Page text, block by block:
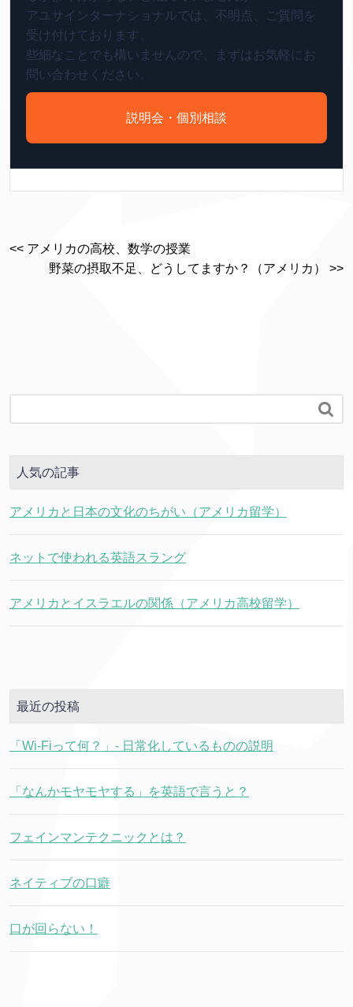
アユサインターナショナルでは、不明点、ご質問を
受け付けております。
些細なことでも構いませんので、まずはお気軽にお
問い合わせください。
説明会・個別相談
<< アメリカの高校、数学の授業
野菜の摂取不足、どうしてますか？（アメリカ） >>

人気の記事
アメリカと日本の文化のちがい（アメリカ留学）
ネットで使われる英語スラング
アメリカとイスラエルの関係（アメリカ高校留学）
最近の投稿
「Wi-Fiって何？」- 日常化しているものの説明
「なんかモヤモヤする」を英語で言うと？
フェインマンテクニックとは？
ネイティブの口癖
口が回らない！